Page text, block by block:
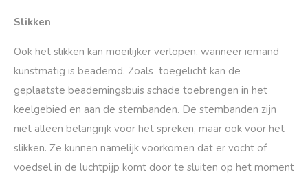
Slikken
Ook het slikken kan moeilijker verlopen, wanneer iemand
kunstmatig is beademd. Zoals toegelicht kan de
geplaatste beademingsbuis schade toebrengen in het
keelgebied en aan de stembanden. De stembanden zijn
niet alleen belangrijk voor het spreken, maar ook voor het
slikken. Ze kunnen namelijk voorkomen dat er vocht of
voedsel in de luchtpijp komt door te sluiten op het moment